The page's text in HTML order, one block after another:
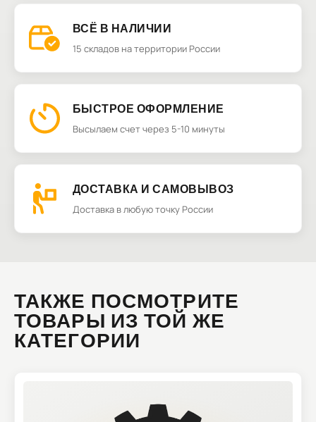
ВСЁ В НАЛИЧИИ
15 складов на территории России
БЫСТРОЕ ОФОРМЛЕНИЕ
Высылаем счет через 5-10 минуты
ДОСТАВКА И САМОВЫВОЗ
Доставка в любую точку России
ТАКЖЕ ПОСМОТРИТЕ
ТОВАРЫ ИЗ ТОЙ ЖЕ
КАТЕГОРИИ